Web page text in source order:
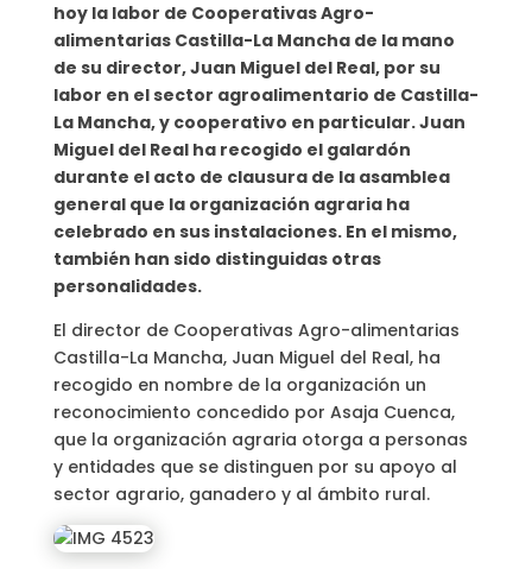
hoy la labor de Cooperativas Agro-
alimentarias Castilla-La Mancha de la mano
de su director, Juan Miguel del Real, por su
labor en el sector agroalimentario de Castilla-
La Mancha, y cooperativo en particular. Juan
Miguel del Real ha recogido el galardón
durante el acto de clausura de la asamblea
general que la organización agraria ha
celebrado en sus instalaciones. En el mismo,
también han sido distinguidas otras
personalidades.
El director de Cooperativas Agro-alimentarias
Castilla-La Mancha, Juan Miguel del Real, ha
recogido en nombre de la organización un
reconocimiento concedido por Asaja Cuenca,
que la organización agraria otorga a personas
y entidades que se distinguen por su apoyo al
sector agrario, ganadero y al ámbito rural.